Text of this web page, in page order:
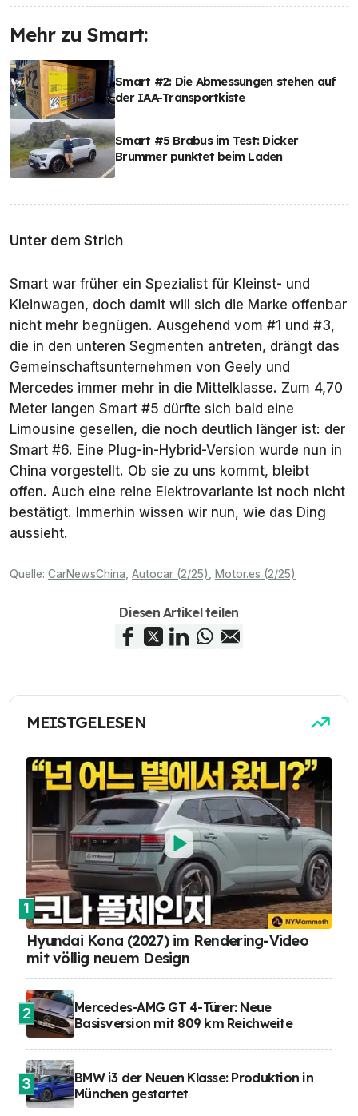
Mehr zu Smart:
Smart #2: Die Abmessungen stehen auf
der IAA-Transportkiste
Smart #5 Brabus im Test: Dicker
Brummer punktet beim Laden
Unter dem Strich
Smart war früher ein Spezialist für Kleinst- und
Kleinwagen, doch damit will sich die Marke offenbar
nicht mehr begnügen. Ausgehend vom #1 und #3,
die in den unteren Segmenten antreten, drängt das
Gemeinschaftsunternehmen von Geely und
Mercedes immer mehr in die Mittelklasse. Zum 4,70
Meter langen Smart #5 dürfte sich bald eine
Limousine gesellen, die noch deutlich länger ist: der
Smart #6. Eine Plug-in-Hybrid-Version wurde nun in
China vorgestellt. Ob sie zu uns kommt, bleibt
offen. Auch eine reine Elektrovariante ist noch nicht
bestätigt. Immerhin wissen wir nun, wie das Ding
aussieht.
Quelle: CarNewsChina Autocar (2/25) Motor.es (2/25)
Diesen Artikel teilen
MEISTGELESEN
1
Hyundai Kona (2027) im Rendering-Video
mit völlig neuem Design
2
Mercedes-AMG GT 4-Türer: Neue
Basisversion mit 809 km Reichweite
3
BMW i3 der Neuen Klasse: Produktion in
München gestartet